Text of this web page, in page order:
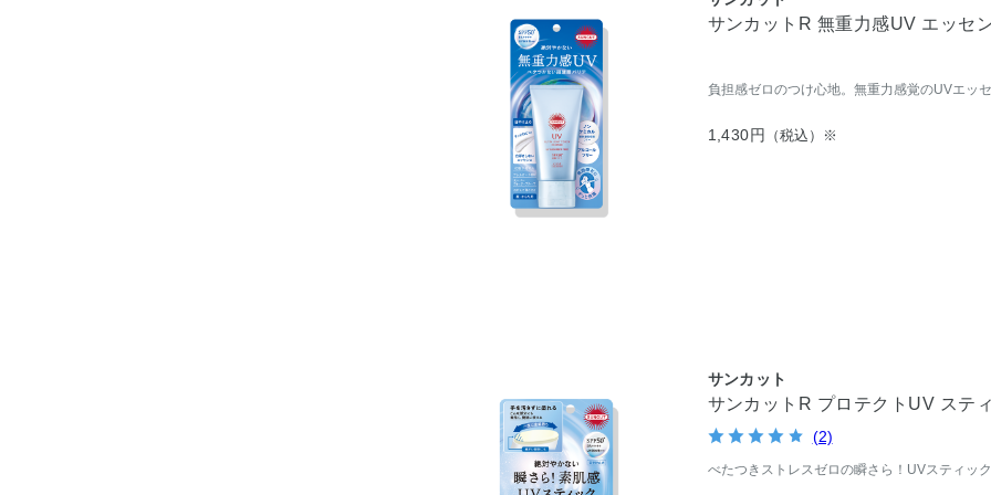
サンカットR 無重力感UV エッセ
負担感ゼロのつけ心地。無重力感覚のUVエッ
1,430円 （税込）※
サンカット
サンカットR プロテクトUV ステ
(2)
べたつきストレスゼロの瞬さら！UVスティック